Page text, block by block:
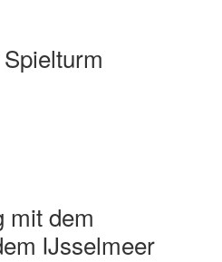
mit dem
IJsselmeer